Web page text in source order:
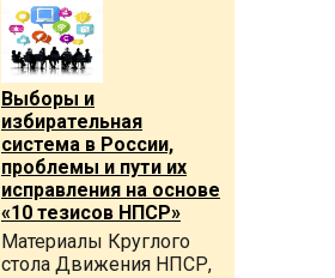
Выборы и
избирательная
система в России,
проблемы и пути их
исправления на основе
«10 тезисов НПСР»
Материалы Круглого
стола Движения НПСР,